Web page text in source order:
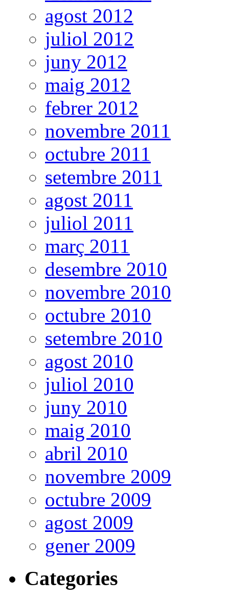
agost 2012
juliol 2012
juny 2012
maig 2012
febrer 2012
novembre 2011
octubre 2011
setembre 2011
agost 2011
juliol 2011
març 2011
desembre 2010
novembre 2010
octubre 2010
setembre 2010
agost 2010
juliol 2010
juny 2010
maig 2010
abril 2010
novembre 2009
octubre 2009
agost 2009
gener 2009
Categories